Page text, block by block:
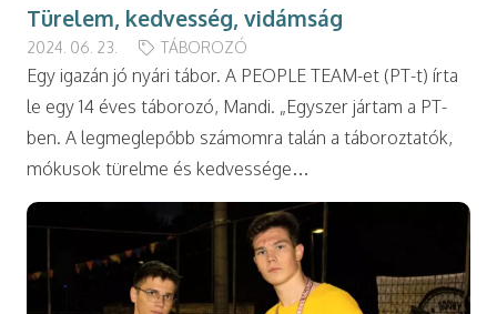
Türelem, kedvesség, vidámság
2024. 06. 23. TÁBOROZÓ
Egy igazán jó nyári tábor. A PEOPLE TEAM-et (PT-t) írta
le egy 14 éves táborozó, Mandi. „Egyszer jártam a PT-
ben. A legmeglepőbb számomra talán a táboroztatók,
mókusok türelme és kedvessége…